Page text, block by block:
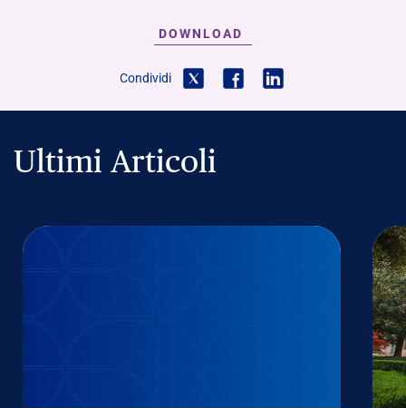
DOWNLOAD
Condividi
Ultimi Articoli